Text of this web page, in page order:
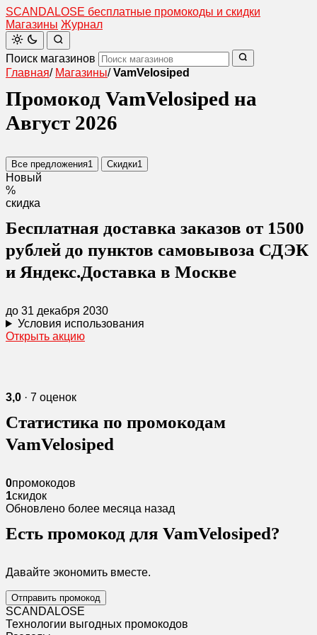
SCANDALOSE бесплатные промокоды и скидки
Магазины Журнал
Поиск магазинов
Главная/ Магазины/ VamVelosiped
Промокод VamVelosiped на
Август 2026
Все предложения1 Скидки1
Новый
%
скидка
Бесплатная доставка заказов от 1500
рублей до пунктов самовывоза СДЭК
и Яндекс.Доставка в Москве
до 31 декабря 2030
Условия использования
Открыть акцию
3,0 · 7 оценок
Статистика по промокодам
VamVelosiped
0промокодов
1скидок
Обновлено более месяца назад
Есть промокод для VamVelosiped?
Давайте экономить вместе.
Отправить промокод
SCANDALOSE
Технологии выгодных промокодов